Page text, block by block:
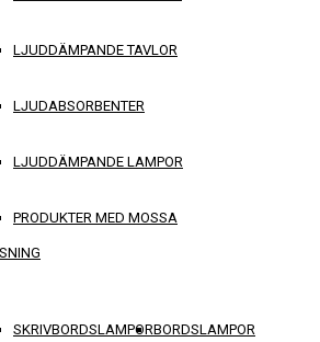
LJUDDÄMPANDE TAVLOR
LJUDABSORBENTER
LJUDDÄMPANDE LAMPOR
PRODUKTER MED MOSSA
SKRIVBORDSLAMPORBORDSLAMPOR